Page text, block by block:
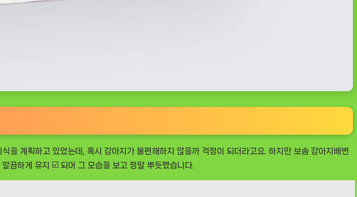
을 계획하고 있었는데, 혹시 강아지가 불편해하지 않을까 걱정이 되더라고요. 하지만 보솜 강아지배변
끔하게 유지 ☑️ 되어 그 모습을 보고 정말 뿌듯했습니다.